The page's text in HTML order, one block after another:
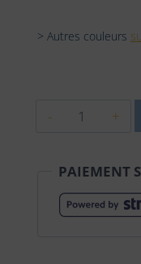
> Autres couleurs
quantité
shirt
enfant
100%
PAIEMENT